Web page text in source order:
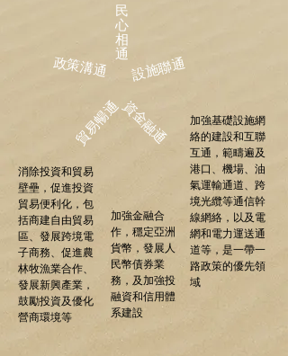
加強基礎設施網
絡的建設和互聯
互通，範疇遍及
港口、機場、油
氣運輸通道、跨
境光纜等通信幹
線網絡，以及電
網和電力運送通
道等，是一帶一
路政策的優先領
域
消除投資和貿易
壁壘，促進投資
貿易便利化，包
括商建自由貿易
區、發展跨境電
子商務、促進農
林牧漁業合作、
發展新興產業，
鼓勵投資及優化
營商環境等
加強金融合
作，穩定亞洲
貨幣，發展人
民幣債券業
務，及加強投
融資和信用體
系建設
政策溝通
貿易暢通
設施聯通
民
心
相
通
資金融通